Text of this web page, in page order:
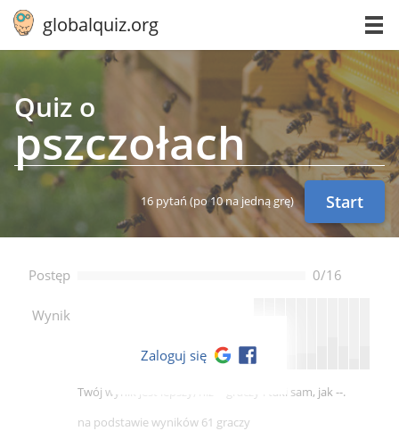
globalquiz.org
Quiz o
psz­czo­łach
16 pytań (po 10 na jedną grę) Start
Postęp 0/16
Wynik --
Twój wynik jest lepszy, niż -- graczy i taki sam, jak --.
na podstawie wyników 61 graczy
Zaloguj się